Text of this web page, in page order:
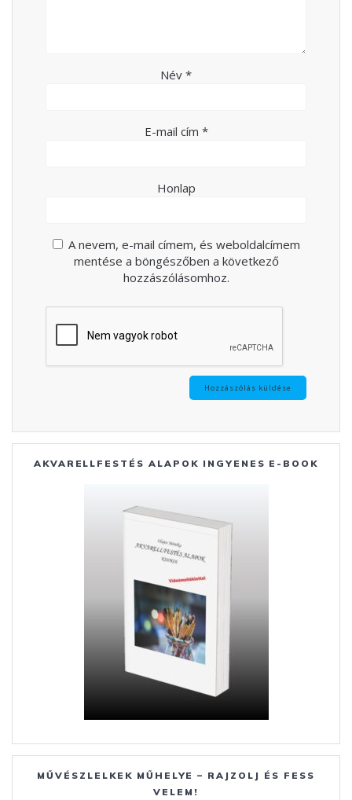
Név *
E-mail cím *
Honlap
A nevem, e-mail címem, és weboldalcímem
mentése a böngészőben a következő
hozzászólásomhoz.
AKVARELLFESTÉS ALAPOK INGYENES E-BOOK
MŰVÉSZLELKEK MŰHELYE – RAJZOLJ ÉS FESS
VELEM!